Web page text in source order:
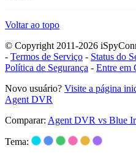
Voltar ao topo
© Copyright 2011-2026
- Termos de Serviço - Status do
Política de Segurança - Entre em
Novo usuário? Visite a página
Agent DVR
Comparar: Agent DVR vs Blue
Tema: